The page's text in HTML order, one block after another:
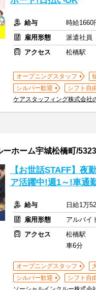
給与
時給1660
雇用形態
派遣社員
アクセス
松橋駅
オープニングスタッフ
シルバー歓迎
シフト自
ケアスタッフィング株式会社
ーホーム宇城松橋町/
【お世話STAFF】夜
ア活躍中!週1～!車通
給与
日給1万
雇用形態
アルバイ
アクセス
松橋駅
車6分
オープニングスタッフ
シルバー歓迎
シフト自